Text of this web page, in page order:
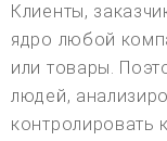
Клиенты,
ядро любой
или товары.
людей,
контролировать